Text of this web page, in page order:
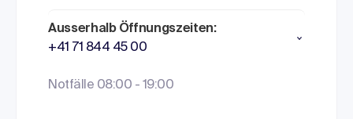
Ausserhalb Öffnungszeiten:
+41 71 844 45 00
Notfälle 08:00 - 19:00